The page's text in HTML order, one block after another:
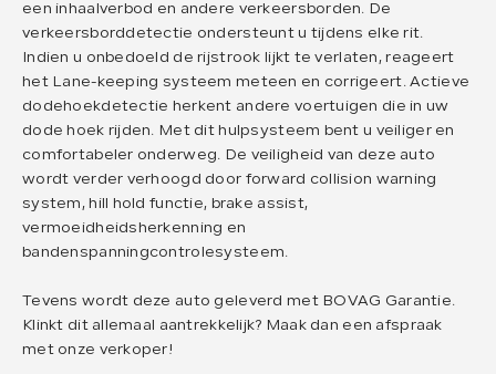
een inhaalverbod en andere verkeersborden. De
verkeersborddetectie ondersteunt u tijdens elke rit.
Indien u onbedoeld de rijstrook lijkt te verlaten, reageert
het Lane-keeping systeem meteen en corrigeert. Actieve
dodehoekdetectie herkent andere voertuigen die in uw
dode hoek rijden. Met dit hulpsysteem bent u veiliger en
comfortabeler onderweg. De veiligheid van deze auto
wordt verder verhoogd door forward collision warning
system, hill hold functie, brake assist,
vermoeidheidsherkenning en
bandenspanningcontrolesysteem.
Tevens wordt deze auto geleverd met BOVAG Garantie.
Klinkt dit allemaal aantrekkelijk? Maak dan een afspraak
met onze verkoper!